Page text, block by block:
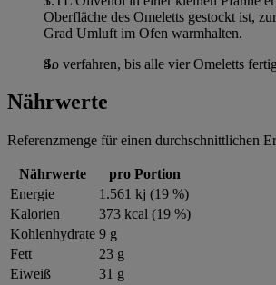
Oberfläche des Omeletts gestockt ist,
Grad Umluft im Ofen warmhalten.
So verfahren, bis alle vier Omeletts
Nährwerte
Referenzmenge für einen durchschnittlichen
Nährwerte
pro Portion
Energie
1.561 kj (19 %)
Kalorien
373 kcal (19 %)
Kohlenhydrate 9 g
Fett
23 g
Eiweiß
31 g